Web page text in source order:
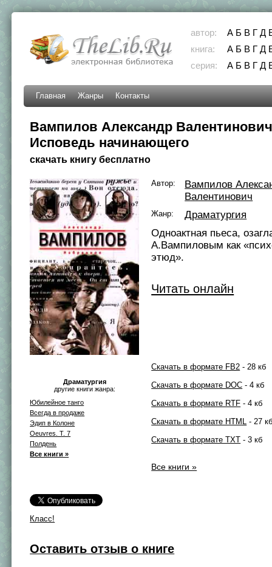
автор: А Б В Г Д
книга:
А Б В Г Д
серия:
А Б В Г Д
Главная Жанры Контакты
Вампилов Александр
Исповедь начинающего
скачать книгу бесплатно
Драматургия
другие книги жанра:
Юбилейное танго
Всегда в продаже
Эдип в Колоне
Oeuvres. T. 7
Полдень
Все книги »
Класс!
Автор:
Вампилов
Валентинович
Жанр:
Драматургия
Одноактная пьеса,
А.Вампиловым как
этюд».
Читать онлайн
Скачать в формате FB2 - 28 кб
Скачать в формате DOC - 4 кб
Скачать в формате RTF - 4 кб
Скачать в формате HTML - 27
Скачать в формате TXT - 3 кб
Все книги »
Оставить отзыв о книге